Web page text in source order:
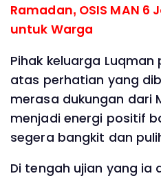
Ramadan, OSIS MAN 6
untuk Warga
Pihak keluarga
atas perhatian yang
merasa dukungan dari
menjadi energi positif
segera bangkit dan
Di tengah ujian yang ia